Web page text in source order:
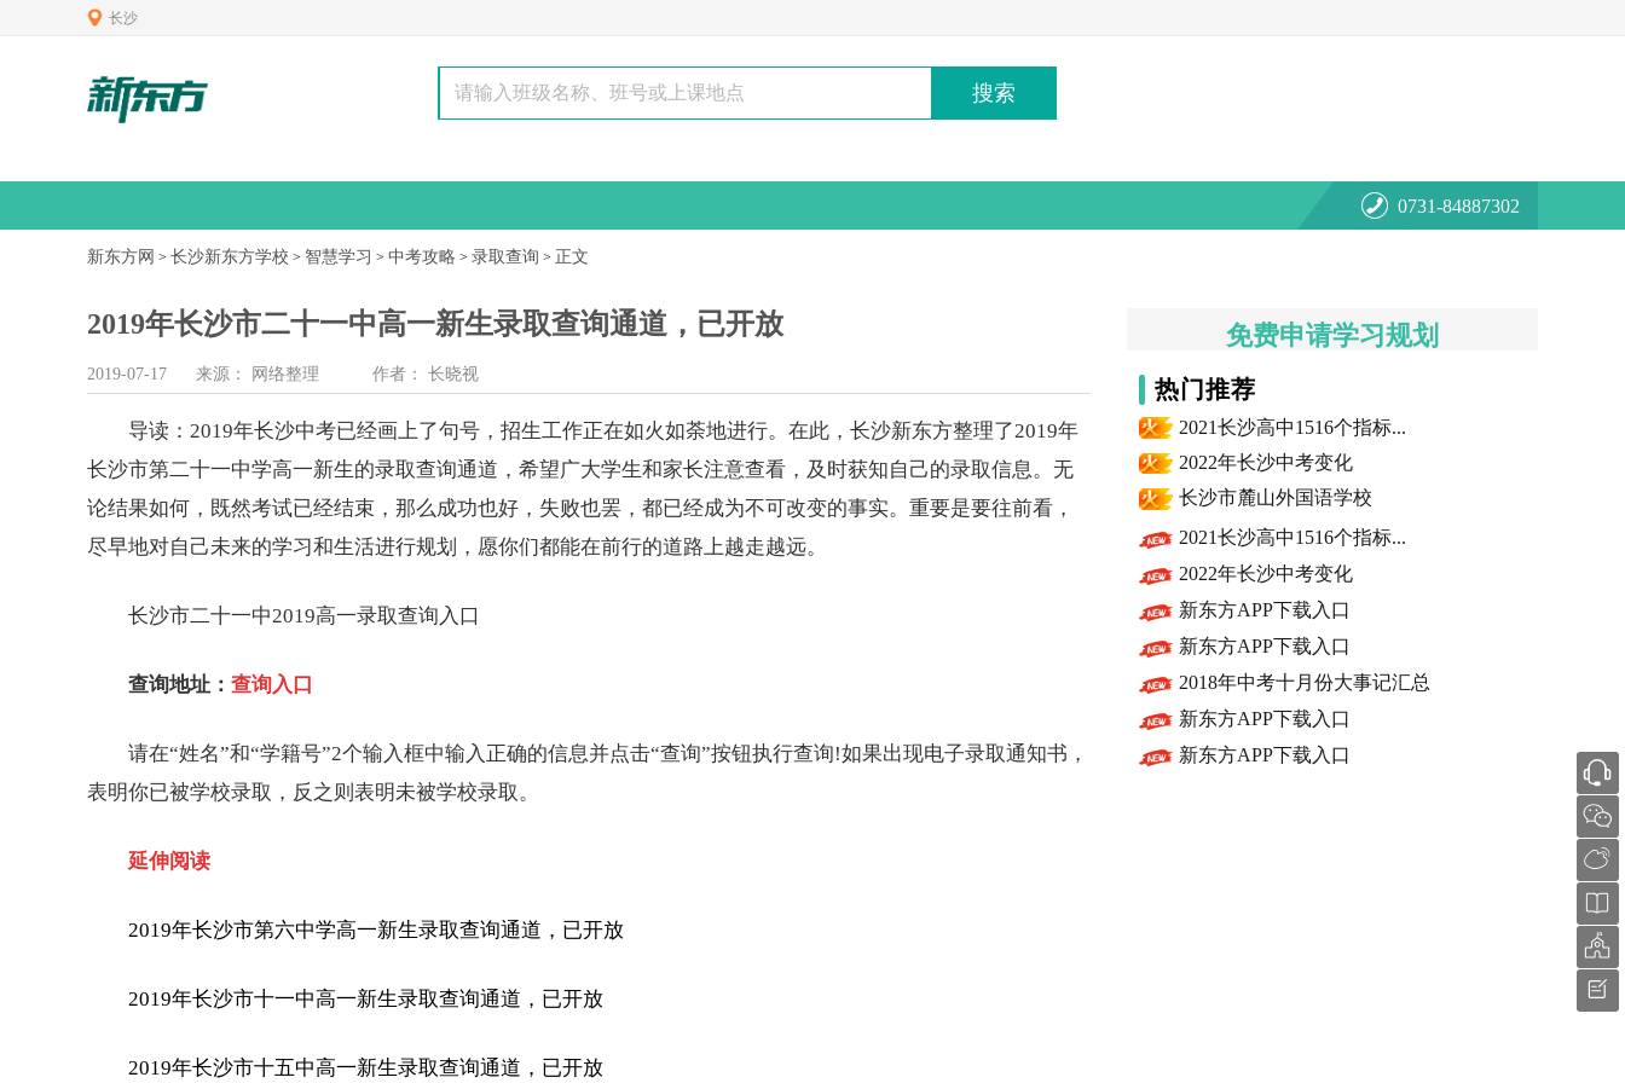
长沙
搜索
0731-84887302
新东方网 > 长沙新东方学校 > 智慧学习 > 中考攻略 > 录取查询 > 正文
2019年长沙市二十一中高一新生录取查询通道，已开放
2019-07-17 来源： 网络整理 作者： 长晓视
导读：2019年长沙中考已经画上了句号，招生工作正在如火如荼地进行。在此，长沙新东方整理了2019年
长沙市第二十一中学高一新生的录取查询通道，希望广大学生和家长注意查看，及时获知自己的录取信息。无
论结果如何，既然考试已经结束，那么成功也好，失败也罢，都已经成为不可改变的事实。重要是要往前看，
尽早地对自己未来的学习和生活进行规划，愿你们都能在前行的道路上越走越远。
长沙市二十一中2019高一录取查询入口
查询地址： 查询入口
请在“姓名”和“学籍号”2个输入框中输入正确的信息并点击“查询”按钮执行查询!如果出现电子录取通知书，
表明你已被学校录取，反之则表明未被学校录取。
延伸阅读
2019年长沙市第六中学高一新生录取查询通道，已开放
2019年长沙市十一中高一新生录取查询通道，已开放
2019年长沙市十五中高一新生录取查询通道，已开放
免费申请学习规划
热门推荐
2021长沙高中1516个指标...
2022年长沙中考变化
长沙市麓山外国语学校
2021长沙高中1516个指标...
2022年长沙中考变化
新东方APP下载入口
新东方APP下载入口
2018年中考十月份大事记汇总
新东方APP下载入口
新东方APP下载入口